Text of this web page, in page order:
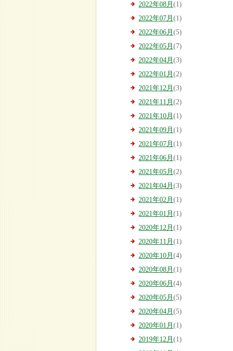
2022年08月 (1)
2022年07月 (1)
2022年06月 (5)
2022年05月 (7)
2022年04月 (3)
2022年01月 (2)
2021年12月 (3)
2021年11月 (2)
2021年10月 (1)
2021年09月 (1)
2021年07月 (1)
2021年06月 (1)
2021年05月 (2)
2021年04月 (3)
2021年02月 (1)
2021年01月 (1)
2020年12月 (1)
2020年11月 (1)
2020年10月 (4)
2020年08月 (1)
2020年06月 (4)
2020年05月 (5)
2020年04月 (5)
2020年01月 (1)
2019年12月 (1)